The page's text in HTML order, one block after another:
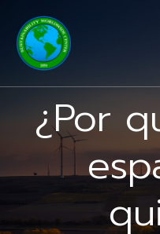
¿Por